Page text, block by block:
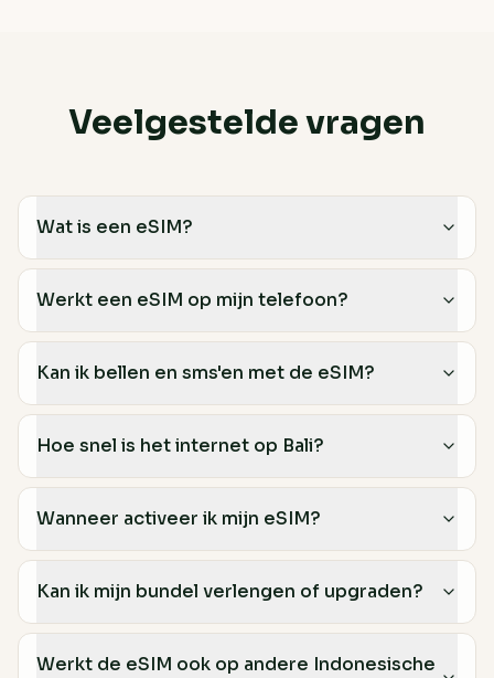
Veelgestelde vragen
Wat is een eSIM?
Werkt een eSIM op mijn telefoon?
Kan ik bellen en sms'en met de eSIM?
Hoe snel is het internet op Bali?
Wanneer activeer ik mijn eSIM?
Kan ik mijn bundel verlengen of upgraden?
Werkt de eSIM ook op andere Indonesische